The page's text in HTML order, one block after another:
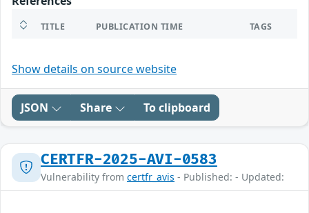
TITLE PUBLICATION TIME TAGS
Show details on source website
JSON Share To clipboard
CERTFR-2025-AVI-0583
Vulnerability from certfr_avis - Published: - Updated: